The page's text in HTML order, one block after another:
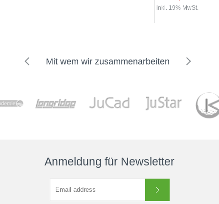
inkl. 19% MwSt.
Mit wem wir zusammenarbeiten
Anmeldung für Newsletter